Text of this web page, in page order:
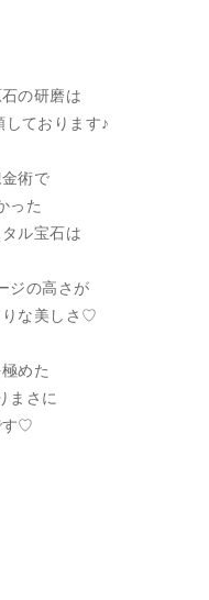
の研磨は
ております♪
術で
った
ル宝石は
ジの高さが
りな美しさ♡
めた
まさに
す♡